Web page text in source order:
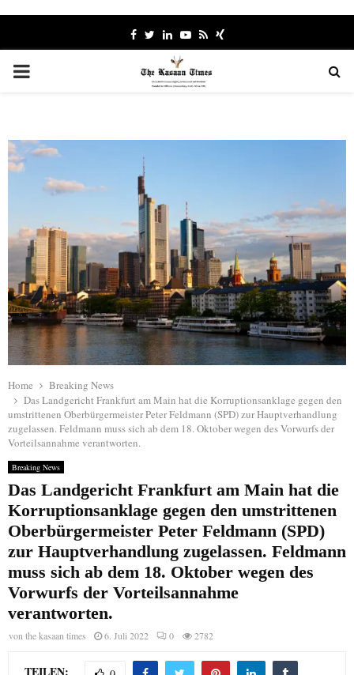
Facebook
TwitterLinkedinYoutube
RssXing
PRIMARY
Home
Breaking News
Das Landgericht Frankfurt am Main hat die Korruptionsanklage gegen den
umstrittenen Oberbürgermeister Peter Feldmann (SPD) zur Hauptverhandlung
zugelassen. Feldmann muss sich ab dem 18. Oktober wegen des Vorwurfs der
Vorteilsannahme verantworten.
Breaking News
Das Landgericht Frankfurt am Main hat die
Korruptionsanklage gegen den umstrittenen
Oberbürgermeister Peter Feldmann (SPD)
zur Hauptverhandlung zugelassen. Feldmann
muss sich ab dem 18. Oktober wegen des
Vorwurfs der Vorteilsannahme
verantworten.
vonthe kasaan times 6. Juli 2022 0 2782